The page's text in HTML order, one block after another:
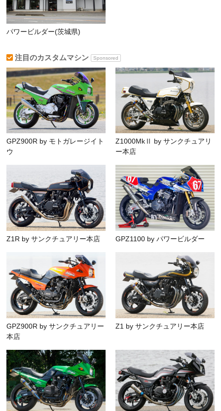
パワービルダー(茨城県)
注目のカスタムマシン Sponsored
GPZ900R by モトガレージイト
ウ
Z1000MkⅡ by サンクチュアリ
ー本店
Z1R by サンクチュアリー本店 GPZ1100 by パワービルダー
GPZ900R by サンクチュアリー
本店
Z1 by サンクチュアリー本店